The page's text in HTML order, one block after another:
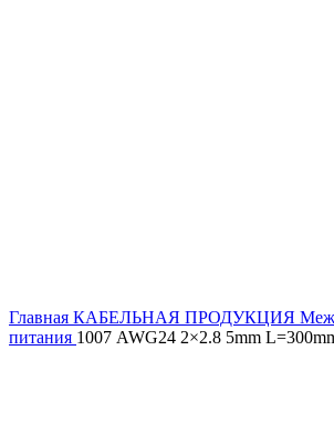
Главная КАБЕЛЬНАЯ ПРОДУКЦИЯ
питания 1007 AWG24 2×2.8 5mm